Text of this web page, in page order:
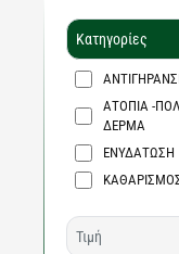
Κατηγορίες
ΑΤΟΠΙΑ -
ΔΕΡΜΑ
ΕΝΥΔΑΤΩΣΗ
Τιμή